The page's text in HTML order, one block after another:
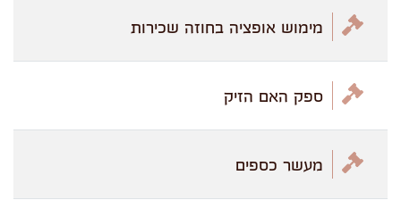
מימוש אופציה בחוזה שכירות
ספק האם הזיק
מעשר כספים